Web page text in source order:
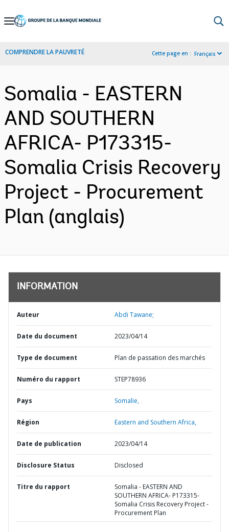
Skip
Navigation
COMPRENDRE LA PAUVRETÉ Cette page en : Français
Somalia - EASTERN
AND SOUTHERN
AFRICA- P173315-
Somalia Crisis Recovery
Project - Procurement
Plan (anglais)
INFORMATION
Auteur Abdi Tawane;
Date du document 2023/04/14
Type de document Plan de passation des marchés
Numéro du rapport STEP78936
Pays Somalie,
Région Eastern and Southern Africa,
Date de publication 2023/04/14
Disclosure Status Disclosed
Titre du rapport
Somalia - EASTERN AND
SOUTHERN AFRICA- P173315-
Somalia Crisis Recovery Project -
Procurement Plan